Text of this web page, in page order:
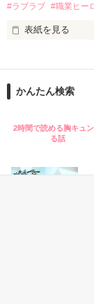
鳴海哲平 (なるみ
2026.6.5～
＊以前、公開し
#ラブラブ #職業ヒー
表紙を見る
ションの企画戦
めた、同期で恋
いた。
守と由羅から『
た上、同居まで
かんたん検索
2時間で読める胸キュ
る話